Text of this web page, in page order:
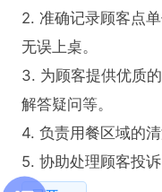
2. 准确记录顾客点
无误上桌。
3. 为顾客提供优质
解答疑问等。
4. 负责用餐区域的
5. 协助处理顾客投